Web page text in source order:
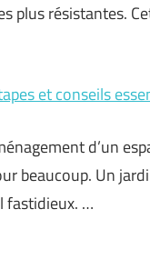
plus résistantes.
et conseils
d’un
beaucoup. Un
fastidieux. …